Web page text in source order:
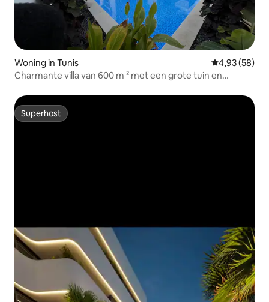
Woning in Tunis Gemiddelde
4,93 (58)
Charmante villa van 600 m ² met een grote tuin en
Superhost
Superhost